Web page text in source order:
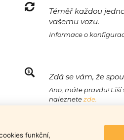
Téměř každou
vašemu vozu.
Informace o
Zdá se vám, že
Ano, máte pravdu! Liší
naleznetezde.
funkční,